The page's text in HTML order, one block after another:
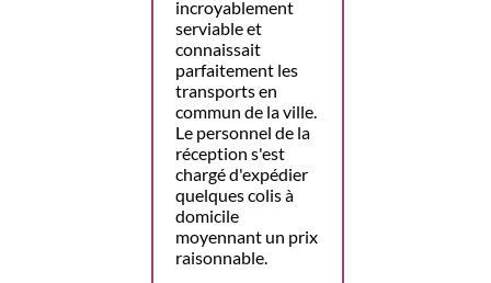
incroyablement
serviable et
connaissait
parfaitement les
transports en
commun de la ville.
Le personnel de la
réception s'est
chargé d'expédier
quelques colis à
domicile
moyennant un prix
raisonnable.